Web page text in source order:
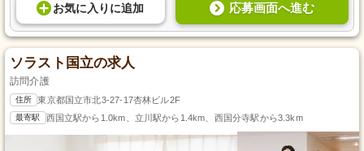
お気に入り に追加 応募画面へ進む
ソラスト国立の求人
訪問介護
住所 東京都国立市北3-27-17杏林ビル2F
最寄駅 西国立駅から1.0km、立川駅から1.4km、西国分寺駅から3.3km